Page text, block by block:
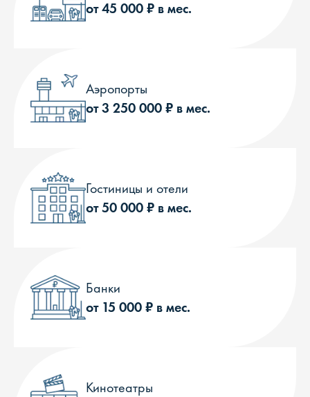
от 45 000 ₽ в мес.
Аэропорты
от 3 250 000 ₽ в мес.
Гостиницы и отели
от 50 000 ₽ в мес.
Банки
от 15 000 ₽ в мес.
Кинотеатры